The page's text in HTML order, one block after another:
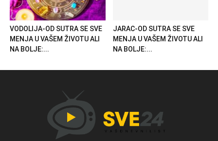
VODOLIJA-OD SUTRA SE SVE
MENJA U VAŠEM ŽIVOTU ALI
NA BOLJE:...
JARAC-OD SUTRA SE SVE
MENJA U VAŠEM ŽIVOTU ALI
NA BOLJE:...